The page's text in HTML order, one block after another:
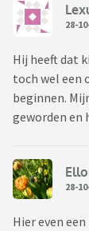
28-
Hij heeft dat
toch wel een
beginnen.
geworden en
28-
Hier even